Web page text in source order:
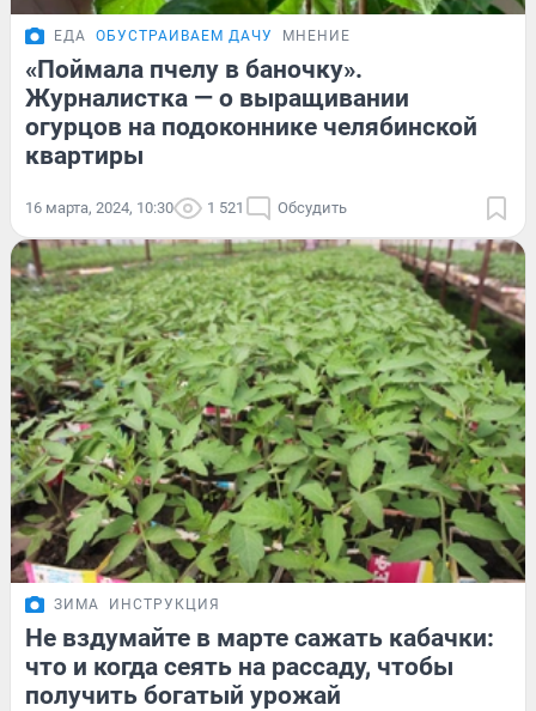
ЕДА ОБУСТРАИВАЕМ ДАЧУ МНЕНИЕ
«Поймала пчелу в баночку».
Журналистка — о выращивании
огурцов на подоконнике челябинской
квартиры
16 марта, 2024, 10:30 1 521 Обсудить
ЗИМА ИНСТРУКЦИЯ
Не вздумайте в марте сажать кабачки:
что и когда сеять на рассаду, чтобы
получить богатый урожай